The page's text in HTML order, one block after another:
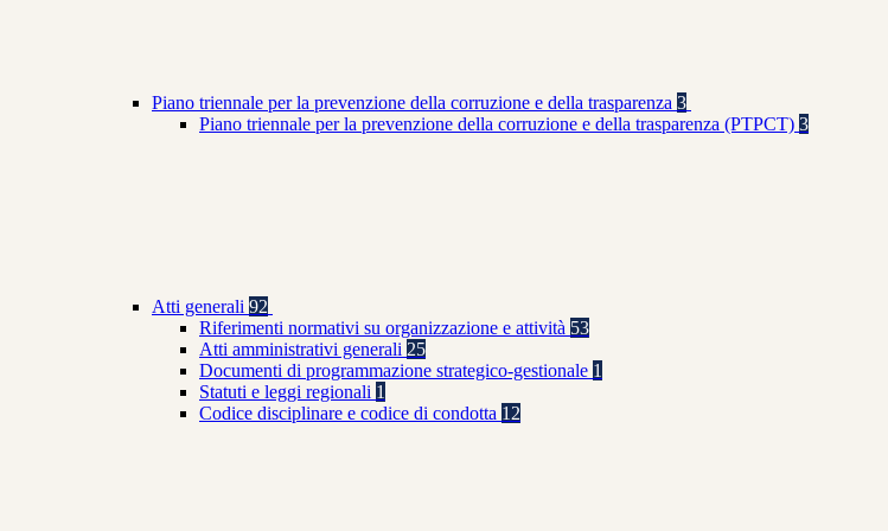
Piano triennale per la prevenzione della corruzione e della trasparenza 3
Piano triennale per la prevenzione della corruzione e della trasparenza (PTPCT) 3
Atti generali 92
Riferimenti normativi su organizzazione e attività 53
Atti amministrativi generali 25
Documenti di programmazione strategico-gestionale 1
Statuti e leggi regionali 1
Codice disciplinare e codice di condotta 12